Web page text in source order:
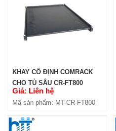
KHAY CỐ ĐỊNH COMRACK
CHO TỦ SÂU CR-FT800
Giá: Liên hệ
Mã sản phẩm: MT-CR-FT800